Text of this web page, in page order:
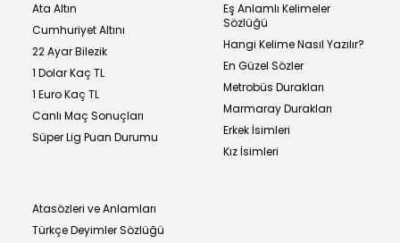
Ata Altın
Cumhuriyet Altını
22 Ayar Bilezik
1 Dolar Kaç TL
1 Euro Kaç TL
Canlı Maç Sonuçları
Süper Lig Puan Durumu
Eş Anlamlı Kelimeler
Sözlüğü
Hangi Kelime Nasıl Yazılır?
En Güzel Sözler
Metrobüs Durakları
Marmaray Durakları
Erkek İsimleri
Kız İsimleri
Atasözleri ve Anlamları
Türkçe Deyimler Sözlüğü